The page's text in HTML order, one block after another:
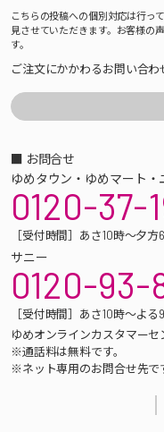
こちらの投稿への個別対応は行っ
見させていただきます。お客様の
す。
ご注文にかかわるお問い合わ
■ お問合せ
ゆめタウン・ゆめマート・
0120-37-
［受付時間］あさ10時～夕方
サニー
0120-93-
［受付時間］あさ10時～よる
ゆめオンラインカスタマーセ
※通話料は無料です。
※ネット専用のお問合せ先で